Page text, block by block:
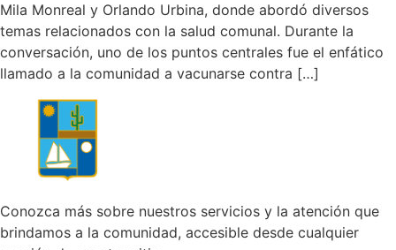
Mila Monreal y Orlando Urbina, donde abordó diversos
temas relacionados con la salud comunal. Durante la
conversación, uno de los puntos centrales fue el enfático
llamado a la comunidad a vacunarse contra […]
Conozca más sobre nuestros servicios y la atención que
brindamos a la comunidad, accesible desde cualquier